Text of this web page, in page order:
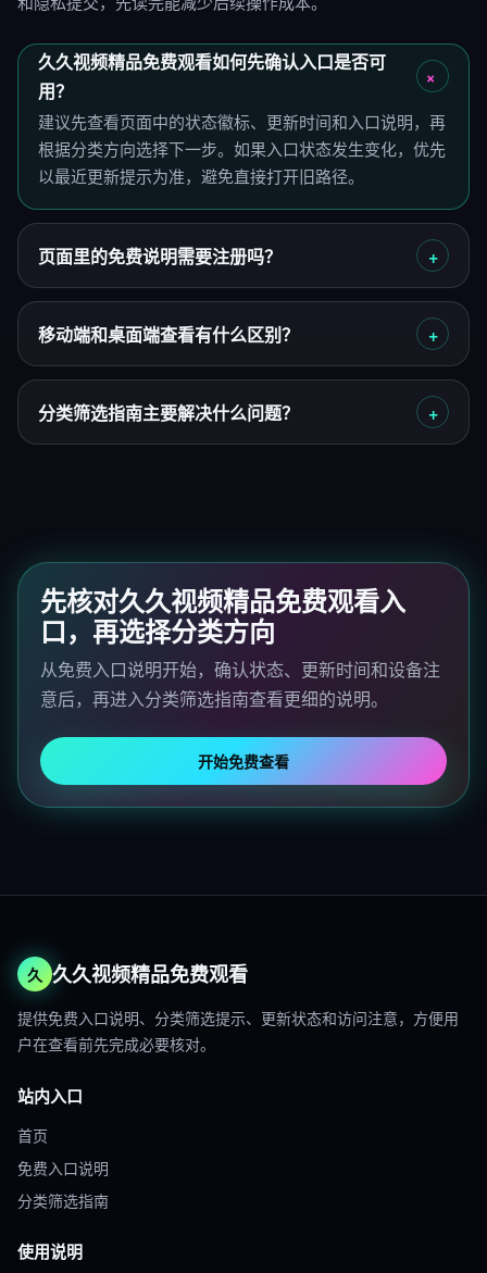
久久视频精品免费观看如何先确认入口是否可
用？
建议先查看页面中的状态徽标、更新时间和入口说明，再
根据分类方向选择下一步。如果入口状态发生变化，优先
以最近更新提示为准，避免直接打开旧路径。
页面里的免费说明需要注册吗？
移动端和桌面端查看有什么区别？
分类筛选指南主要解决什么问题？
先核对久久视频精品免费观看入
口，再选择分类方向
从免费入口说明开始，确认状态、更新时间和设备注
意后，再进入分类筛选指南查看更细的说明。
开始免费查看
久 久久视频精品免费观看
提供免费入口说明、分类筛选提示、更新状态和访问注意，方便用
户在查看前先完成必要核对。
站内入口
首页
免费入口说明
分类筛选指南
使用说明